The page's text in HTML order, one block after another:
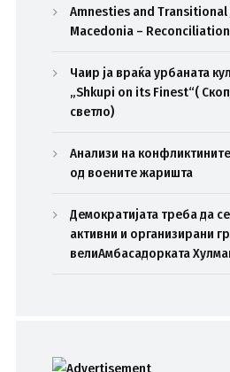
Amnesties and Transitional
Macedonia –
Чаир ја враќа урбаната
„Shkupi on its Finest“(
светло)
Анализи на
од воените жаришта
Демократијата треба да
активни и организирани
велиАмбасадорката